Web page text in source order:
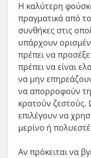
Η καλύτερη
πραγματικά από
συνθήκες στις
υπάρχουν
πρέπει να
πρέπει να είναι
να μην
να απορροφούν
κρατούν ζεστούς.
επιλέγουν να
μερίνο ή
Αν πρόκειται να